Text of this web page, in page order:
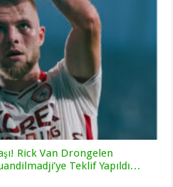
Rick Van Drongelen
Teklif Yapıldı…